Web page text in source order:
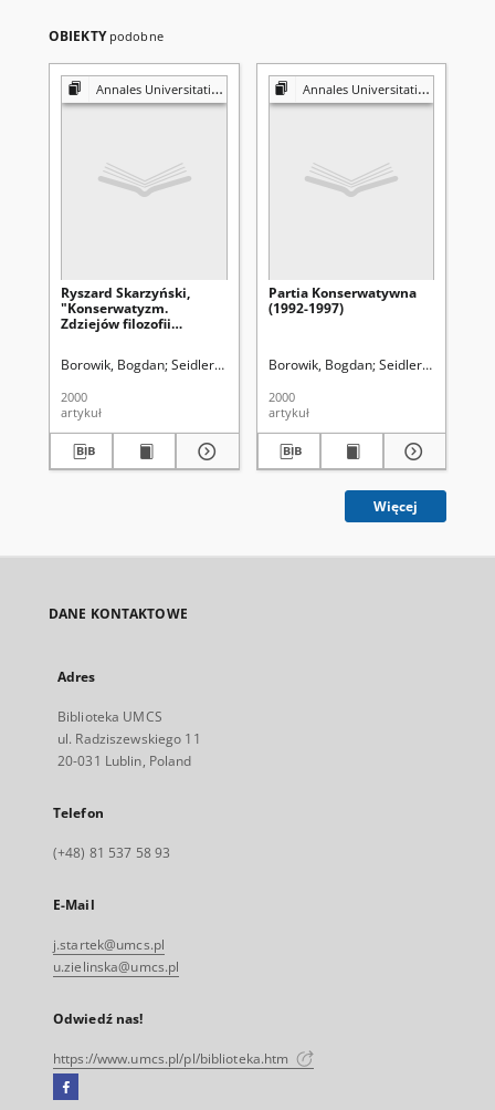
OBIEKTY podobne
Annales Universitatis Mariae Curie-Skłodowska. Sectio K, Politologia
Ryszard Skarzyński,
"Konserwatyzm.
Zdziejów filozofii
Scholar, Warszawa 1998,
Borowik, Bogdan Seidler, Grzegorz Leopold (1913-2004). Red.
2000
artykuł
Annales Universitatis Mariae Curie-Skłodowska. Sectio K, Politologia
Partia Konserwatywna
(1992-1997)
Borowik, Bogdan Seidler, Grzegorz
2000
artykuł
Więcej
DANE KONTAKTOWE
Adres
Biblioteka UMCS
ul. Radziszewskiego 11
20-031 Lublin, Poland
Telefon
(+48) 81 537 58 93
E-Mail
j.startek@umcs.pl
u.zielinska@umcs.pl
Odwiedź nas!
https://www.umcs.pl/pl/biblioteka.htm
Facebook